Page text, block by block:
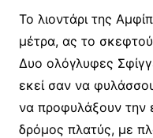
Το λιοντάρι της
μέτρα, ας το
Δυο ολόγλυφες
εκεί σαν να
να προφυλάξουν την
δρόμος πλατύς, με